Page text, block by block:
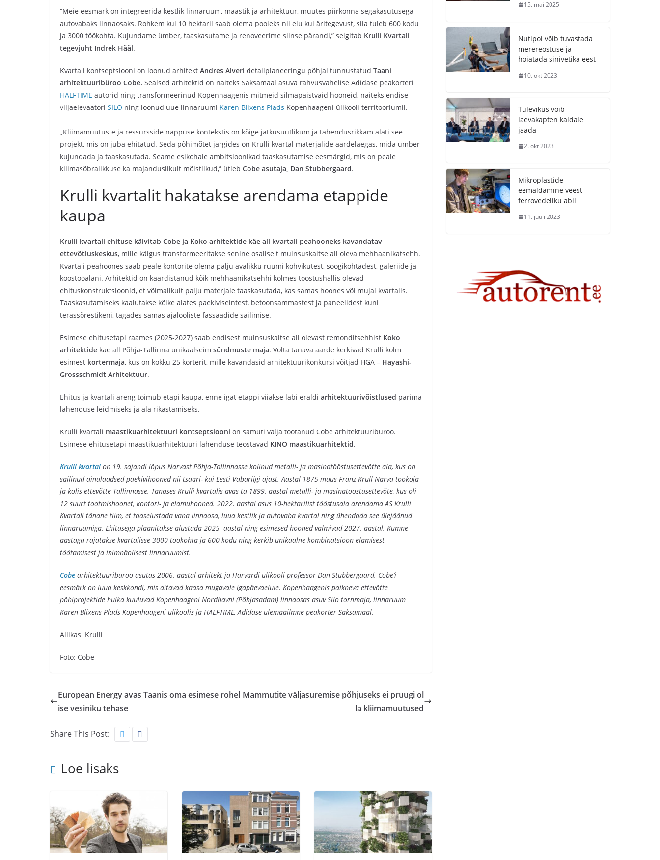
“Meie eesmärk on integreerida kestlik linnaruum, maastik ja arhitektuur, muutes piirkonna segakasutusega
autovabaks linnaosaks. Rohkem kui 10 hektaril saab olema pooleks nii elu kui äritegevust, siia tuleb 600 kodu
ja 3000 töökohta. Kujundame ümber, taaskasutame ja renoveerime siinse pärandi,” selgitab Krulli Kvartali
tegevjuht Indrek Hääl.
Kvartali kontseptsiooni on loonud arhitekt Andres Alveri detailplaneeringu põhjal tunnustatud Taani
arhitektuuribüroo Cobe. Sealsed arhitektid on näiteks Saksamaal asuva rahvusvahelise Adidase peakorteri
HALFTIME autorid ning transformeerinud Kopenhaagenis mitmeid silmapaistvaid hooneid, näiteks endise
viljaelevaatori SILO ning loonud uue linnaruumi Karen Blixens Plads Kopenhaageni ülikooli territooriumil.
„Kliimamuutuste ja ressursside nappuse kontekstis on kõige jätkusuutlikum ja tähendusrikkam alati see
projekt, mis on juba ehitatud. Seda põhimõtet järgides on Krulli kvartal materjalide aardelaegas, mida ümber
kujundada ja taaskasutada. Seame esikohale ambitsioonikad taaskasutamise eesmärgid, mis on peale
kliimasõbralikkuse ka majanduslikult mõistlikud,” ütleb Cobe asutaja, Dan Stubbergaard.
Krulli kvartalit hakatakse arendama etappide
kaupa
Krulli kvartali ehituse käivitab Cobe ja Koko arhitektide käe all kvartali peahooneks kavandatav
ettevõtluskeskus, mille käigus transformeeritakse senine osaliselt muinsuskaitse all oleva mehhaanikatsehh.
Kvartali peahoones saab peale kontorite olema palju avalikku ruumi kohvikutest, söögikohtadest, galeriide ja
koostööalani. Arhitektid on kaardistanud kõik mehhaanikatsehhi kolmes tööstushallis olevad
ehituskonstruktsioonid, et võimalikult palju materjale taaskasutada, kas samas hoones või mujal kvartalis.
Taaskasutamiseks kaalutakse kõike alates paekiviseintest, betoonsammastest ja paneelidest kuni
terassõrestikeni, tagades samas ajalooliste fassaadide säilimise.
Esimese ehitusetapi raames (2025-2027) saab endisest muinsuskaitse all olevast remonditsehhist Koko
arhitektide käe all Põhja-Tallinna unikaalseim sündmuste maja. Volta tänava äärde kerkivad Krulli kolm
esimest kortermaja, kus on kokku 25 korterit, mille kavandasid arhitektuurikonkursi võitjad HGA – Hayashi-
Grossschmidt Arhitektuur.
Ehitus ja kvartali areng toimub etapi kaupa, enne igat etappi viiakse läbi eraldi arhitektuurivõistlused parima
lahenduse leidmiseks ja ala rikastamiseks.
Krulli kvartali maastikuarhitektuuri kontseptsiooni on samuti välja töötanud Cobe arhitektuuribüroo.
Esimese ehitusetapi maastikuarhitektuuri lahenduse teostavad KINO maastikuarhitektid.
Krulli kvartal on 19. sajandi lõpus Narvast Põhja-Tallinnasse kolinud metalli- ja masinatööstusettevõtte ala, kus on
säilinud ainulaadsed paekivihooned nii tsaari- kui Eesti Vabariigi ajast. Aastal 1875 müüs Franz Krull Narva töökoja
ja kolis ettevõtte Tallinnasse. Tänases Krulli kvartalis avas ta 1899. aastal metalli- ja masinatööstusettevõte, kus oli
12 suurt tootmishoonet, kontori- ja elamuhooned. 2022. aastal asus 10-hektarilist tööstusala arendama AS Krulli
Kvartali tänane tiim, et taaselustada vana linnaosa, luua kestlik ja autovaba kvartal ning ühendada see ülejäänud
linnaruumiga. Ehitusega plaanitakse alustada 2025. aastal ning esimesed hooned valmivad 2027. aastal. Kümne
aastaga rajatakse kvartalisse 3000 töökohta ja 600 kodu ning kerkib unikaalne kombinatsioon elamisest,
töötamisest ja inimnäolisest linnaruumist.
Cobe arhitektuuribüroo asutas 2006. aastal arhitekt ja Harvardi ülikooli professor Dan Stubbergaard. Cobe’i
eesmärk on luua keskkondi, mis aitavad kaasa mugavale igapäevaelule. Kopenhaagenis paikneva ettevõtte
põhiprojektide hulka kuuluvad Kopenhaageni Nordhavni (Põhjasadam) linnaosas asuv Silo tornmaja, linnaruum
Karen Blixens Plads Kopenhaageni ülikoolis ja HALFTIME, Adidase ülemaailmne peakorter Saksamaal.
Allikas: Krulli
Foto: Cobe
European Energy avas Taanis oma esimese rohel
ise vesiniku tehase
Mammutite väljasuremise põhjuseks ei pruugi ol
la kliimamuutused
Share This Post:
Loe lisaks
15. mai 2025
Nutipoi võib tuvastada
merereostuse ja
hoiatada sinivetika eest
10. okt 2023
Tulevikus võib
laevakapten kaldale
jääda
2. okt 2023
Mikroplastide
eemaldamine veest
ferrovedeliku abil
11. juuli 2023